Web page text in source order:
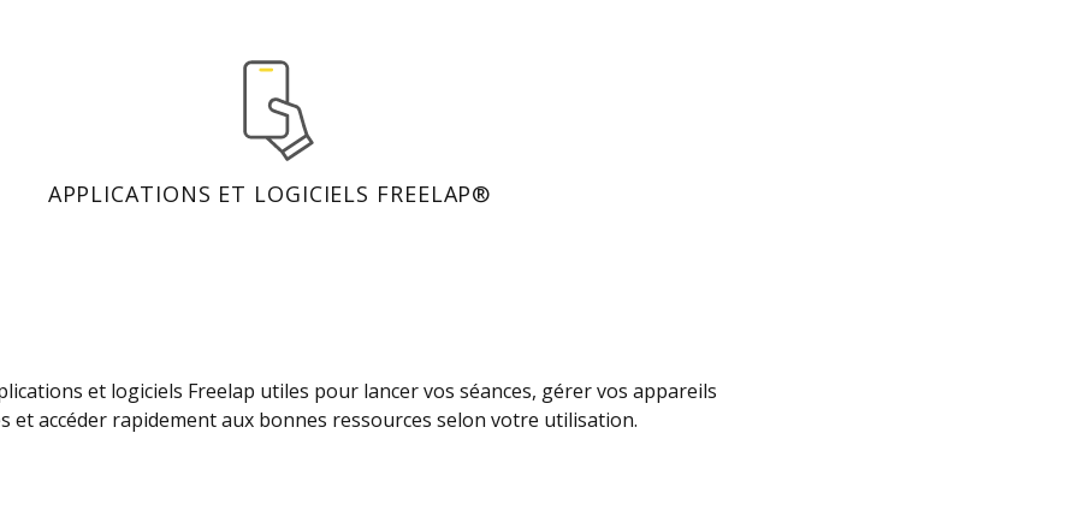
APPLICATIONS ET LOGICIELS FREELAP®
et logiciels Freelap utiles pour lancer vos séances, gérer vos appareils
et accéder rapidement aux bonnes ressources selon votre utilisation.